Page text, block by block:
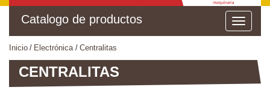
Catalogo de productos
inicio electrónica centralitas
CENTRALITAS